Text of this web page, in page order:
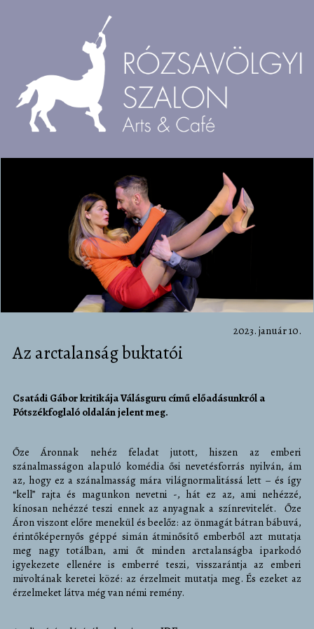
2023. január 10.
Az arctalanság buktatói
Csatádi Gábor kritikája Válásguru című előadásunkról a
Pótszékfoglaló oldalán jelent meg.
Őze Áronnak nehéz feladat jutott, hiszen az emberi
szánalmasságon alapuló komédia ősi nevetésforrás nyilván, ám
az, hogy ez a szánalmasság mára világnormalitássá lett – és így
“kell” rajta és magunkon nevetni -, hát ez az, ami nehézzé,
kínosan nehézzé teszi ennek az anyagnak a színrevitelét. Őze
Áron viszont előre menekül és beelőz: az önmagát bátran bábuvá,
érintőképernyős géppé simán átminősítő emberből azt mutatja
meg nagy totálban, ami őt minden arctalanságba iparkodó
igyekezete ellenére is emberré teszi, visszarántja az emberi
mivoltának keretei közé: az érzelmeit mutatja meg. És ezeket az
érzelmeket látva még van némi remény.